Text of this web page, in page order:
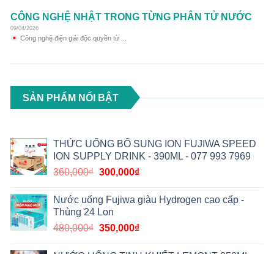
CÔNG NGHỆ NHẬT TRONG TỪNG PHÂN TỬ NƯỚC
09/04/2026
Công nghệ điện giải độc quyền từ ...
SẢN PHẨM NỔI BẬT
THỨC UỐNG BỔ SUNG ION FUJIWA SPEED
ION SUPPLY DRINK - 390ML - 077 993 7969
360,000₫ 300,000₫
Nước uống Fujiwa giàu Hydrogen cao cấp -
Thùng 24 Lon
480,000₫ 350,000₫